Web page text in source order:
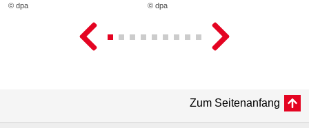
© dpa © dpa
Zum Seitenanfang